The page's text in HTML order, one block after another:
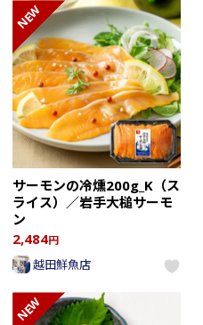
NEW
サーモンの冷燻200g_K（ス
ライス）／岩手大槌サーモ
ン
2,484円
越田鮮魚店
NEW